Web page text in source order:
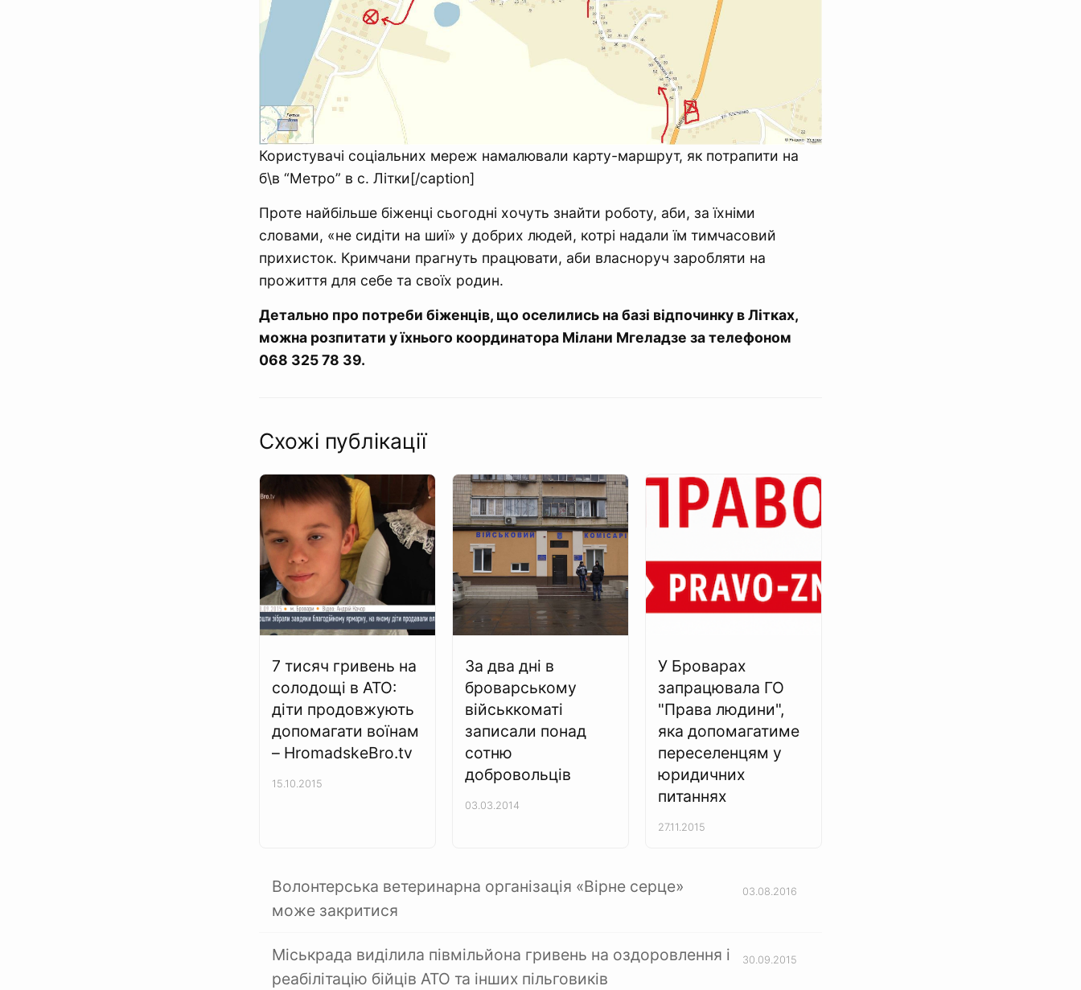
Користувачі соціальних мереж намалювали карту-маршрут, як потрапити на
б\в “Метро” в с. Літки[/caption]
Проте найбільше біженці сьогодні хочуть знайти роботу, аби, за їхніми
словами, «не сидіти на шиї» у добрих людей, котрі надали їм тимчасовий
прихисток. Кримчани прагнуть працювати, аби власноруч заробляти на
прожиття для себе та своїх родин.
Детально про потреби біженців, що оселились на базі відпочинку в Літках,
можна розпитати у їхнього координатора Мілани Мгеладзе за телефоном
068 325 78 39.
Схожі публікації
7 тисяч гривень на
солодощі в АТО:
діти продовжують
допомагати воїнам
– HromadskeBro.tv
15.10.2015
За два дні в
броварському
військкоматі
записали понад
сотню
добровольців
03.03.2014
У Броварах
запрацювала ГО
"Права людини",
яка допомагатиме
переселенцям у
юридичних
питаннях
27.11.2015
Волонтерська ветеринарна організація «Вірне серце»
може закритися
03.08.2016
Міськрада виділила півмільйона гривень на оздоровлення і
реабілітацію бійців АТО та інших пільговиків
30.09.2015